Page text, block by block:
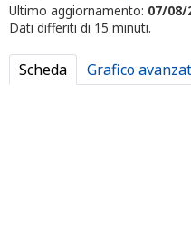
Ultimo aggiornamento: 07/08/
Dati differiti di 15 minuti.
Scheda Grafico